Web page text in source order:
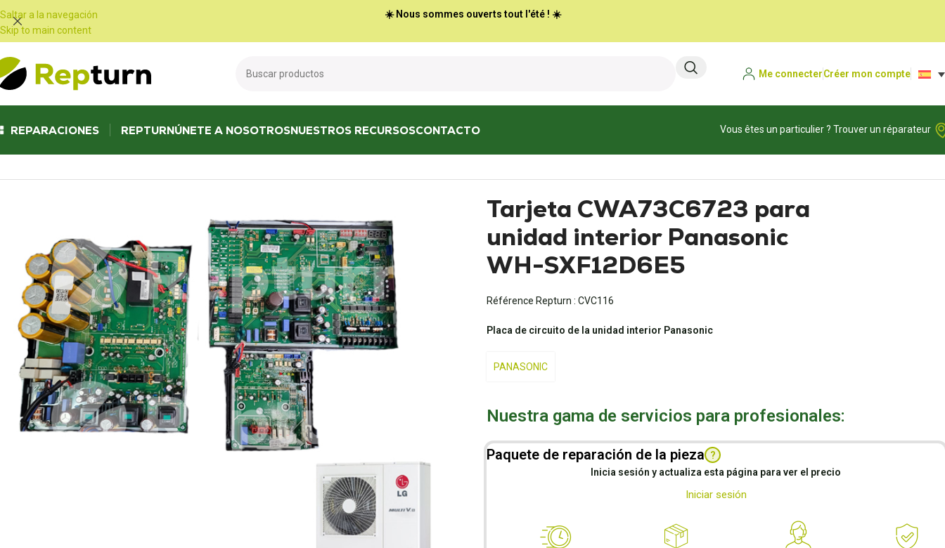
Saltar a la navegación
Skip to main content
☀️ Nous sommes ouverts tout l'été ! ☀️
Me connecterCréer mon compte
REPARACIONES REPTURNÚNETE A NOSOTROSNUESTROS RECURSOSCONTACTO
Vous êtes un particulier ? Trouver un réparateur
Tarjeta CWA73C6723 para
unidad interior Panasonic
WH-SXF12D6E5
Référence Repturn : CVC116
Placa de circuito de la unidad interior Panasonic
PANASONIC
Nuestra gama de servicios para profesionales:
Paquete de reparación de la pieza ?
Inicia sesión y actualiza esta página para ver el precio
Iniciar sesión